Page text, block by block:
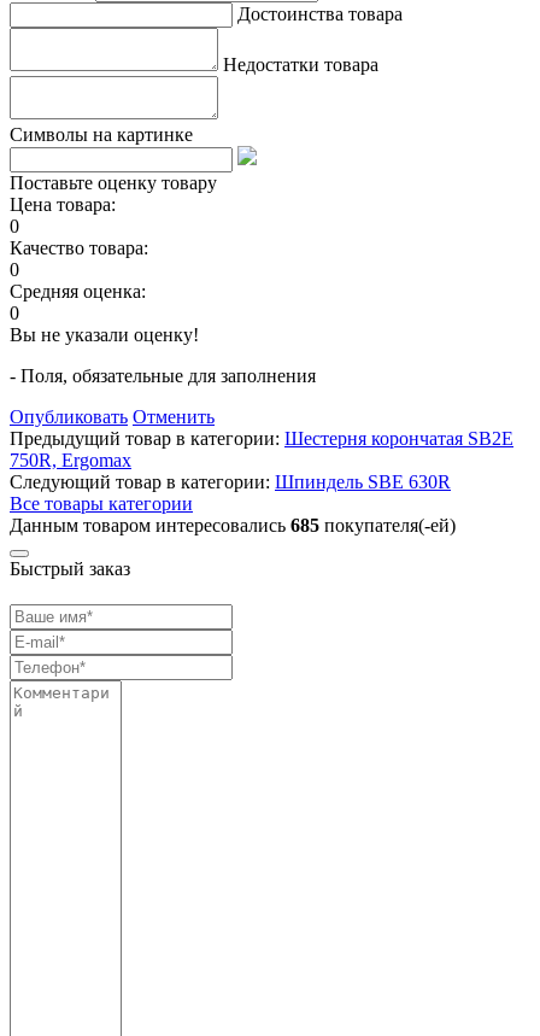
Достоинства товара
Недостатки товара
Символы на картинке
Поставьте оценку товару
Цена товара:
0
Качество товара:
0
Средняя оценка:
0
Вы не указали оценку!
- Поля, обязательные для заполнения
Опубликовать Отменить
Предыдущий товар в категории: Шестерня корончатая SB2E
750R, Ergomax
Следующий товар в категории: Шпиндель SBE 630R
Все товары категории
Данным товаром интересовались 685 покупателя(-ей)
Быстрый заказ